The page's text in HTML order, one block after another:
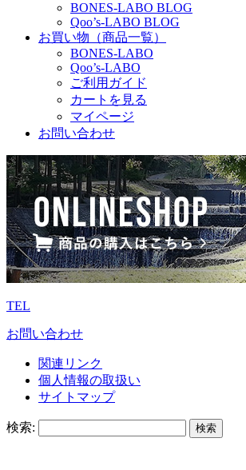
BONES-LABO BLOG
Qoo’s-LABO BLOG
お買い物（商品一覧）
BONES-LABO
Qoo’s-LABO
ご利用ガイド
カートを見る
マイページ
お問い合わせ
TEL
お問い合わせ
関連リンク
個人情報の取扱い
サイトマップ
検索: